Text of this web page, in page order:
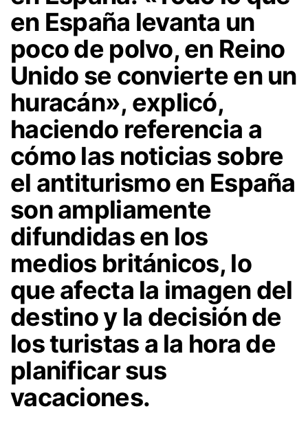
en España levanta un
poco de polvo, en Reino
Unido se convierte en un
huracán», explicó,
haciendo referencia a
cómo las noticias sobre
el antiturismo en España
son ampliamente
difundidas en los
medios británicos, lo
que afecta la imagen del
destino y la decisión de
los turistas a la hora de
planificar sus
vacaciones.